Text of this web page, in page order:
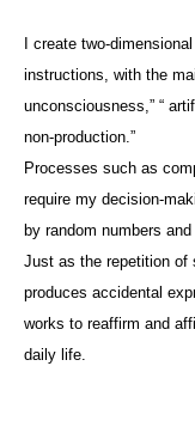
I create two-
instructions, with the
unconsciousness,” “
non-production.”
Processes such as
require my decision-
by random numbers
Just as the repetition of
produces accidental
works to reaffirm and
daily life.